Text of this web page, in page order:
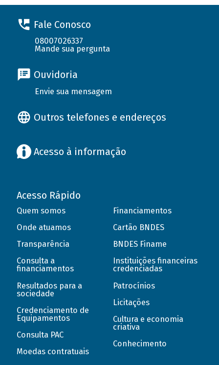
Fale Conosco
08007026337
Mande sua pergunta
Ouvidoria
Envie sua mensagem
Outros telefones e endereços
Acesso à informação
Acesso Rápido
Quem somos
Onde atuamos
Transparência
Consulta a
financiamentos
Resultados para a
sociedade
Credenciamento de
Equipamentos
Consulta PAC
Moedas contratuais
Financiamentos
Cartão BNDES
BNDES Finame
Instituições financeiras
credenciadas
Patrocínios
Licitações
Cultura e economia
criativa
Conhecimento